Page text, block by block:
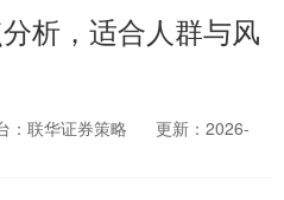
析，适合人群与风
：联华证券策略
更新：2026-